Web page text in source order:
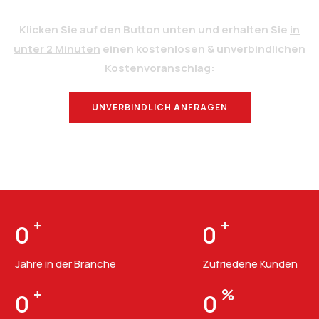
Klicken Sie auf den Button unten und erhalten Sie in
unter 2 Minuten einen kostenlosen & unverbindlichen
Kostenvoranschlag:
UNVERBINDLICH ANFRAGEN
0 +
Jahre in der Branche
0 +
Zufriedene Kunden
0 + 0 %